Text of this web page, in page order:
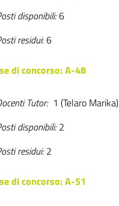
disponibili:6
residui: 6
di concorso: A-48
Tutor:1 (Telaro Marika)
disponibili:2
residui:2
di concorso: A-51